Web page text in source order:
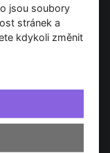
jsou soubory
stránek a
kdykoli změnit